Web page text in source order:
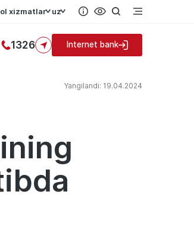
xizmatlar uz
1326 Internet bank
Yangilandi: 19.04.2024